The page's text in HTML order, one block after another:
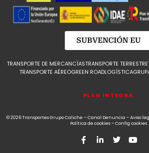
SUBVENCIÓN EU
TRANSPORTE DE MERCANCÍASTRANSPORTE TERRESTRE
TRANSPORTE AÉREOGREEN ROADLOGÍSTICA
PLAN INTEGRA
© 2026 Transportes Grupo Caliche –Canal Denuncia –Aviso
Política de cookies–Config cookies